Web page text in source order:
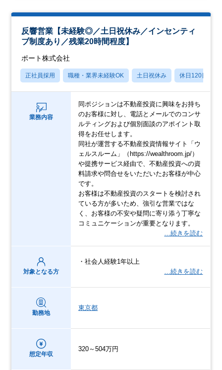
反響営業【未経験◎／土日祝休み／インセンティ
ブ制度あり／残業20時間程度】
ポート株式会社
正社員採用 職種・業界未経験OK 土日祝休み 休日120日以上
業務内容
同ポジションは不動産投資に興味をお持ち
のお客様に対し、電話とメールでのコンサ
ルティングおよび個別面談のアポイント取
得をお任せします。
同社が運営する不動産投資情報サイト「ウ
ェルスルーム」（https://wealthroom.jp/）
や提携サービス経由で、不動産投資への資
料請求や問合せをいただいたお客様が中心
です。
お客様は不動産投資のスタートを検討され
ている方が多いため、強引な営業ではな
く、お客様の不安や疑問に寄り添う丁寧な
コミュニケーションが重要となります。
…続きを読む
対象となる方
・社会人経験1年以上
…続きを読む
勤務地
東京都
想定年収
320～504万円